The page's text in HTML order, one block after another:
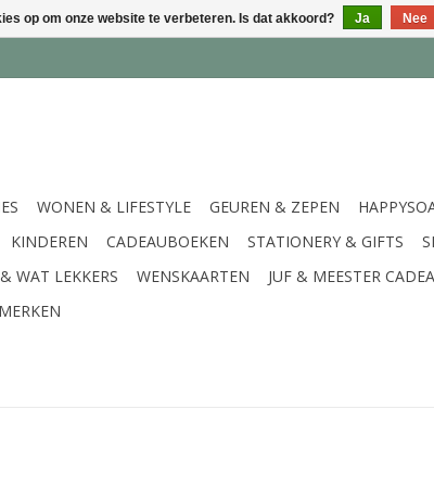
WONEN & LIFESTYLE GEUREN & ZEPEN
KINDEREN CADEAUBOEKEN STATIONERY & GIFTS
WAT LEKKERS
WENSKAARTEN JUF & MEESTER
MERKEN
op om onze website te verbeteren. Is dat akkoord? Ja Nee